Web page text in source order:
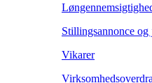
Stillingsannonce og
Vikarer